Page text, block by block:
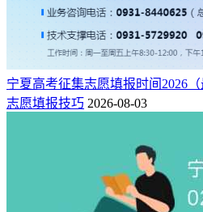
宁夏高考征集志愿填报时间2026（
志愿填报技巧 2026-08-03